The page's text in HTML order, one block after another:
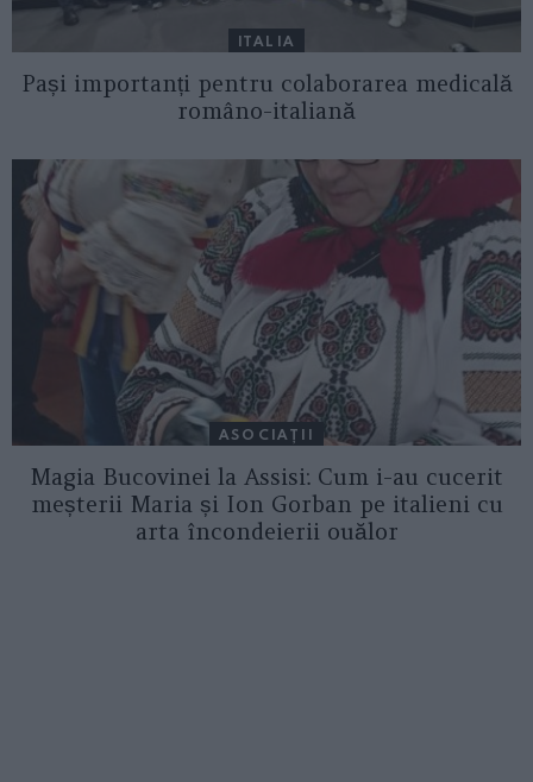
ITALIA
Pași importanți pentru colaborarea medicală
româno-italiană
ASOCIAŢII
Magia Bucovinei la Assisi: Cum i-au cucerit
meșterii Maria și Ion Gorban pe italieni cu
arta încondeierii ouălor